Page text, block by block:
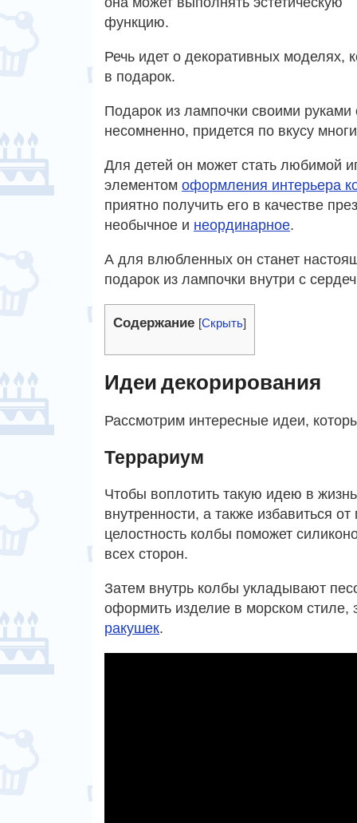
функцию.
Речь идет о декоративных моделях,
в подарок.
Подарок из лампочки своими
несомненно, придется по вкусу
Для детей он может стать любимой
элементом оформления интерьера
приятно получить его в качестве
необычное и неординарное.
А для влюбленных он станет
подарок из лампочки внутри с
Содержание [Скрыть]
Идеи декорирования
Рассмотрим интересные идеи,
Террариум
Чтобы воплотить такую идею в
внутренности, а также избавиться
целостность колбы поможет
всех сторон.
Затем внутрь колбы укладывают
оформить изделие в морском стиле,
ракушек.